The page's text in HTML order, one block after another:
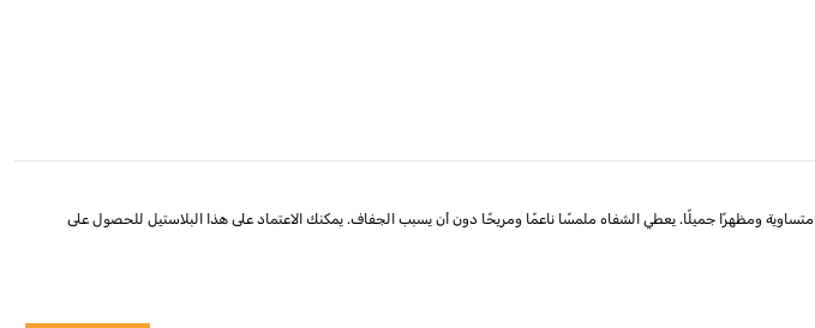
متساوية ومظهرًا جميلًا. يعطي الشفاه ملمسًا ناعمًا ومريحًا دون أن يسبب الجفاف. يمكنك الاعتماد على هذا البلاستيل للحصول على